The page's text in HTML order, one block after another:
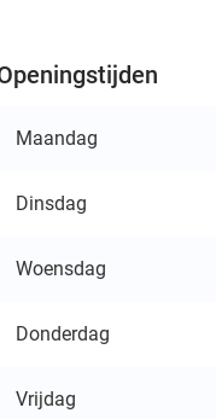
Maandag
Dinsdag
Woensdag
Donderdag
Vrijdag